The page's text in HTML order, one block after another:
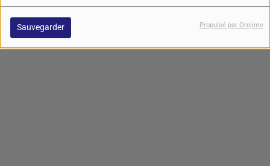
Sauvegarder Propulsé par Orejime